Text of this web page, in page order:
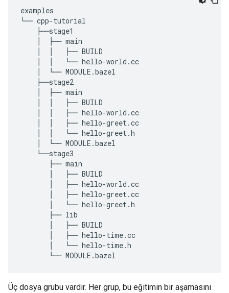
examples
└── cpp-tutorial
    ├──stage1
    │  ├── main
    │  │   ├── BUILD
    │  │   └── hello-world.cc
    │  └── MODULE.bazel
    ├──stage2
    │  ├── main
    │  │   ├── BUILD
    │  │   ├── hello-world.cc
    │  │   ├── hello-greet.cc
    │  │   └── hello-greet.h
    │  └── MODULE.bazel
    └──stage3
       ├── main
       │   ├── BUILD
       │   ├── hello-world.cc
       │   ├── hello-greet.cc
       │   └── hello-greet.h
       ├── lib
       │   ├── BUILD
       │   ├── hello-time.cc
       │   └── hello-time.h
Üç dosya grubu vardır. Her grup, bu eğitimin bir aşamasını